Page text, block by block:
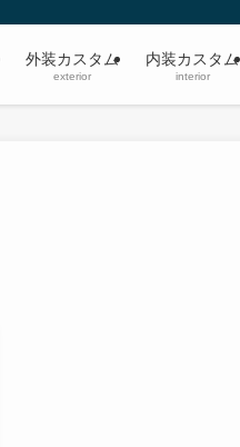
外装カスタム
exterior
内装カスタム
interior